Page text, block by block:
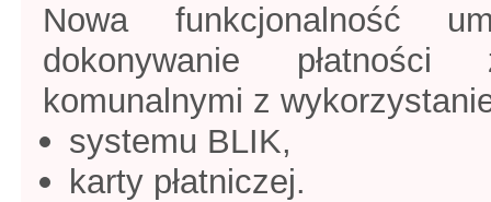
Nowa funkcjonalność
dokonywanie płatności
komunalnymi z
systemu BLIK,
karty płatniczej.